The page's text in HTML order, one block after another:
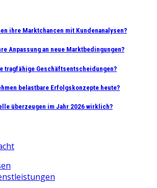
ihre Marktchancen mit Kundenanalysen?
Anpassung an neue Marktbedingungen?
tragfähige Geschäftsentscheidungen?
belastbare Erfolgskonzepte heute?
überzeugen im Jahr 2026 wirklich?